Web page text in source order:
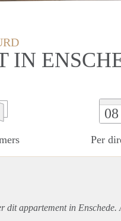
IN
08
Per
ditappartementin Enschede.